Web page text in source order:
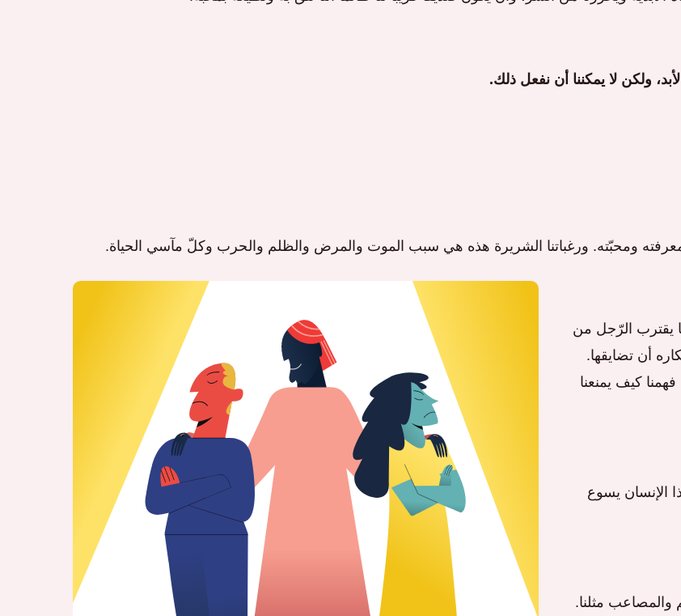
ولكن لا يمكننا أن نفعل ذلك.
ومحبّته. ورغباتنا الشريرة هذه هي سبب الموت والمرض والظلم والحرب وكلّ مآسي الحياة.
يقترب الرّجل من
أن تضايقها.
كيف يمنعنا
الإنسان يسوع
والمصاعب مثلنا.